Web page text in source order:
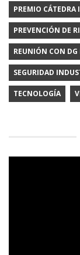
PREMIO CÁTEDRA
PREVENCIÓN DE
REUNIÓN CON DG
SEGURIDAD
TECNOLOGÍA